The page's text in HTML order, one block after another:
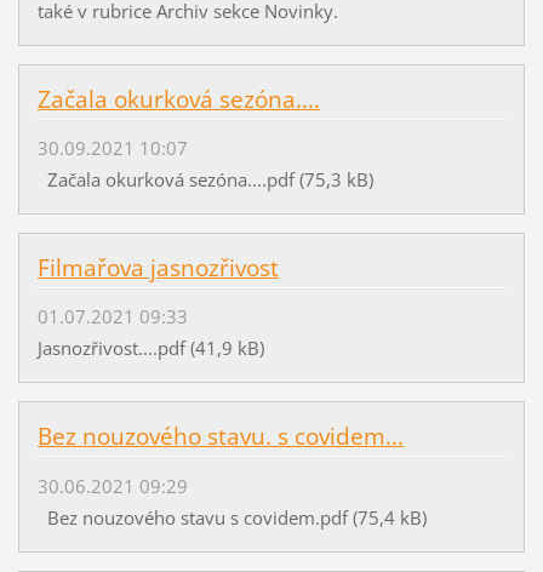
také v rubrice Archiv sekce Novinky.
Začala okurková sezóna....
30.09.2021 10:07
Začala okurková sezóna....pdf (75,3 kB)
Filmařova jasnozřivost
01.07.2021 09:33
Jasnozřivost....pdf (41,9 kB)
Bez nouzového stavu. s covidem...
30.06.2021 09:29
Bez nouzového stavu s covidem.pdf (75,4 kB)